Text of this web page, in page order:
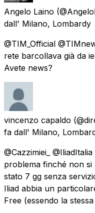
Angelo Laino
dall' Milano, Lombardy
@TIM_Official
rete barcollava già da
Avete news?
vincenzo capaldo
fa dall' Milano,
@Cazzimiei_
problema finché non
stato 7 gg senza
Iliad abbia un
Free (essendo la